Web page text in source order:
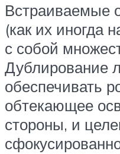
Встраиваемые
(как их иногда
с собой
Дублирование
обеспечивать
обтекающее
стороны, и